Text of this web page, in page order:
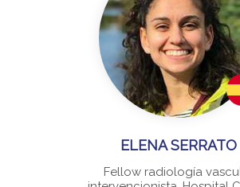
ELENA SERRATO
Fellow radiología